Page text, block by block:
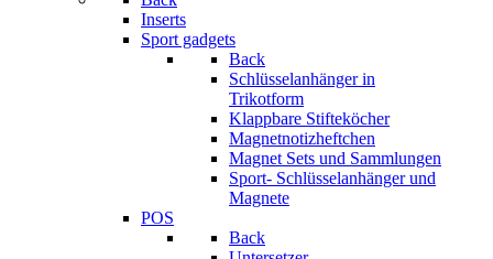
Inserts
Sport gadgets
Back
Schlüsselanhänger in
Trikotform
Klappbare Stifteköcher
Magnetnotizheftchen
Magnet Sets und Sammlungen
Sport- Schlüsselanhänger und
Magnete
POS
Back